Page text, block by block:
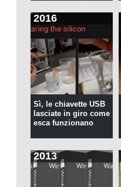
2016
Sì, le chiavette USB
lasciate in giro come
esca funzionano
2013